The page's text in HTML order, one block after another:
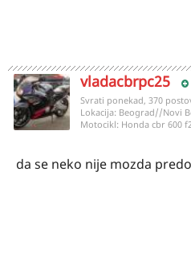
vladacbrpc25
Svrati ponekad, 370
Lokacija: Beograd//Novi
Motocikl: Honda cbr 600
da se neko nije mozda